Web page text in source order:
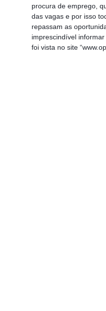
procura de emprego,
das vagas e por isso
repassam as
imprescindível
foi vista no site